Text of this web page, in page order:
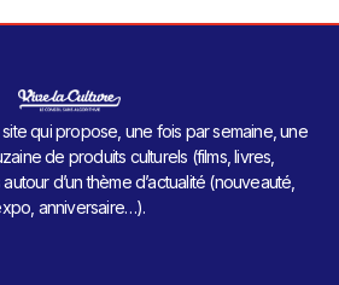
qui propose, une fois par semaine, une
de produits culturels (films, livres,
d’un thème d’actualité (nouveauté,
anniversaire…).